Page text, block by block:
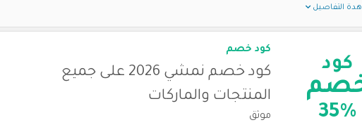
التفاصيل
كود
35%
كود خصم
كود خصم نمشي 2026 على جميع
المنتجات والماركات
موثق